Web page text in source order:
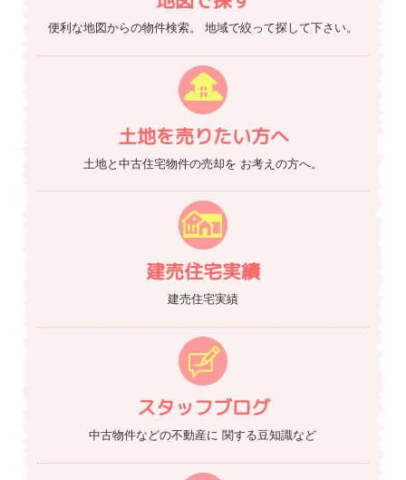
便利な地図からの物件検索。 地域で絞って探して下さい。
土地を売りたい方へ
土地と中古住宅物件の売却を お考えの方へ。
建売住宅実績
建売住宅実績
スタッフブログ
中古物件などの不動産に 関する豆知識など